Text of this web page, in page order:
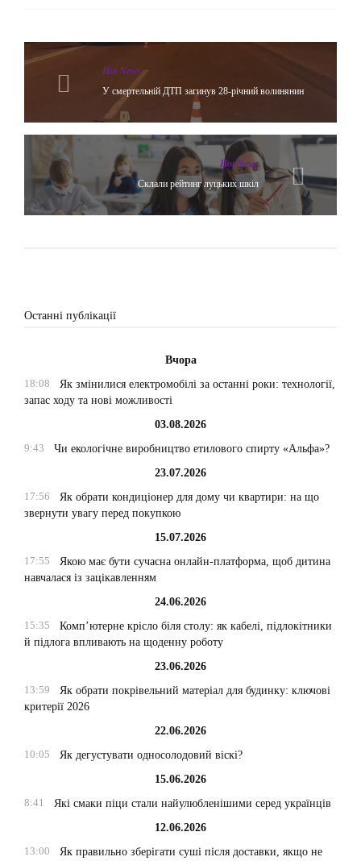
Hot News
У смертельній ДТП загинув 28-річний волинянин
Hot News
Склали рейтинг луцьких шкіл
Останні публікації
Вчора
18:08
Як змінилися електромобілі за останні роки: технології,
запас ходу та нові можливості
03.08.2026
9:43
Чи екологічне виробництво етилового спирту «Альфа»?
23.07.2026
17:56
Як обрати кондиціонер для дому чи квартири: на що
звернути увагу перед покупкою
15.07.2026
17:55
Якою має бути сучасна онлайн-платформа, щоб дитина
навчалася із зацікавленням
24.06.2026
15:35
Комп’ютерне крісло біля столу: як кабелі, підлокітники
й підлога впливають на щоденну роботу
23.06.2026
13:59
Як обрати покрівельний матеріал для будинку: ключові
критерії 2026
22.06.2026
10:05
Як дегустувати односолодовий віскі?
15.06.2026
8:41
Які смаки піци стали найулюбленішими серед українців
12.06.2026
13:00
Як правильно зберігати суші після доставки, якщо не